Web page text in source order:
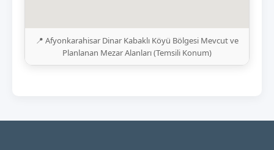
📍 Afyonkarahisar Dinar Kabaklı Köyü Bölgesi Mevcut ve
Planlanan Mezar Alanları (Temsili Konum)